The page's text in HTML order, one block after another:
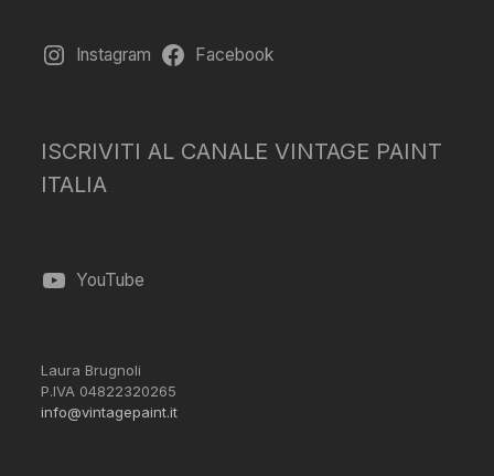
Instagram Facebook
ISCRIVITI AL CANALE VINTAGE PAINT
ITALIA
YouTube
Laura Brugnoli
P.IVA 04822320265
info@vintagepaint.it